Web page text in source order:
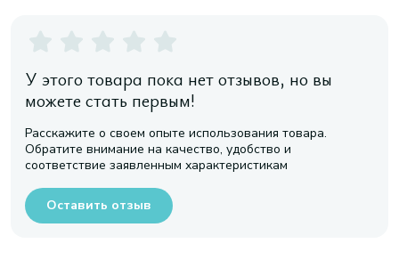
У этого товара пока нет отзывов, но вы
можете стать первым!
Расскажите о своем опыте использования товара.
Обратите внимание на качество, удобство и
соответствие заявленным характеристикам
Оставить отзыв